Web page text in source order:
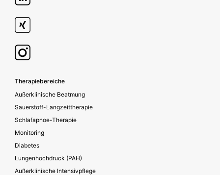
Footer secondary
Therapiebereiche
Außerklinische Beatmung
Sauerstoff-Langzeittherapie
Schlafapnoe-Therapie
Monitoring
Diabetes
Lungenhochdruck (PAH)
Außerklinische Intensivpflege